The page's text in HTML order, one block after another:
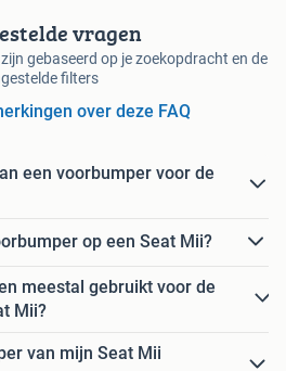
vragen
gebaseerd op je zoekopdracht en de
filters
over deze FAQ
een voorbumper voor de
op een Seat Mii?
meestal gebruikt voor de
Mii?
van mijn Seat Mii